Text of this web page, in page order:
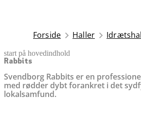
Forside Haller
start på hovedindhold
Rabbits
Svendborg Rabbits er en
med rødder dybt forankret i det
lokalsamfund.
senest opdateret 25. november 2025